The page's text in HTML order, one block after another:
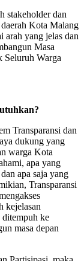
stakeholder dan
Kota Malang
arah yang jelas dan
Masa
Warga
Transparansi dan
dukung yang
warga Kota
apa yang
apa saja yang
Transparansi
kejelasan
ditempuh ke
masa depan